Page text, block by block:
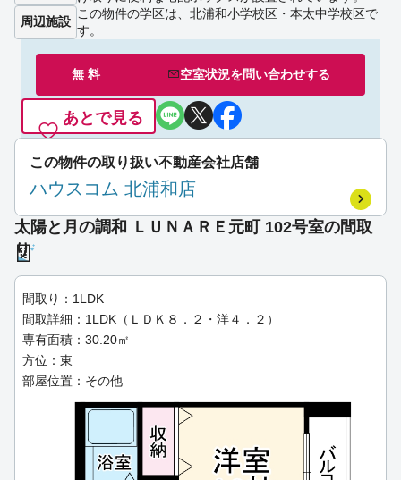
周辺施設
この物件の学区は、北浦和小学校区・本太中学校区で
す。
無 料 空室状況を問い合わせする
あとで見る
この物件の取り扱い不動産会社店舗
ハウスコム 北浦和店
太陽と月の調和 ＬＵＮＡＲＥ元町 102号室の間取
り
間取り：1LDK
間取詳細：1LDK（ＬＤＫ８．２・洋４．２）
専有面積：30.20㎡
方位：東
部屋位置：その他